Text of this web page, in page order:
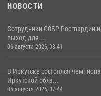
НОВОСТИ
Сотрудники СОБР Росгвардии
выход для ...
06 августа 2026, 08:41
В Иркутске состоялся
Иркутской обла...
05 августа 2026, 07:44